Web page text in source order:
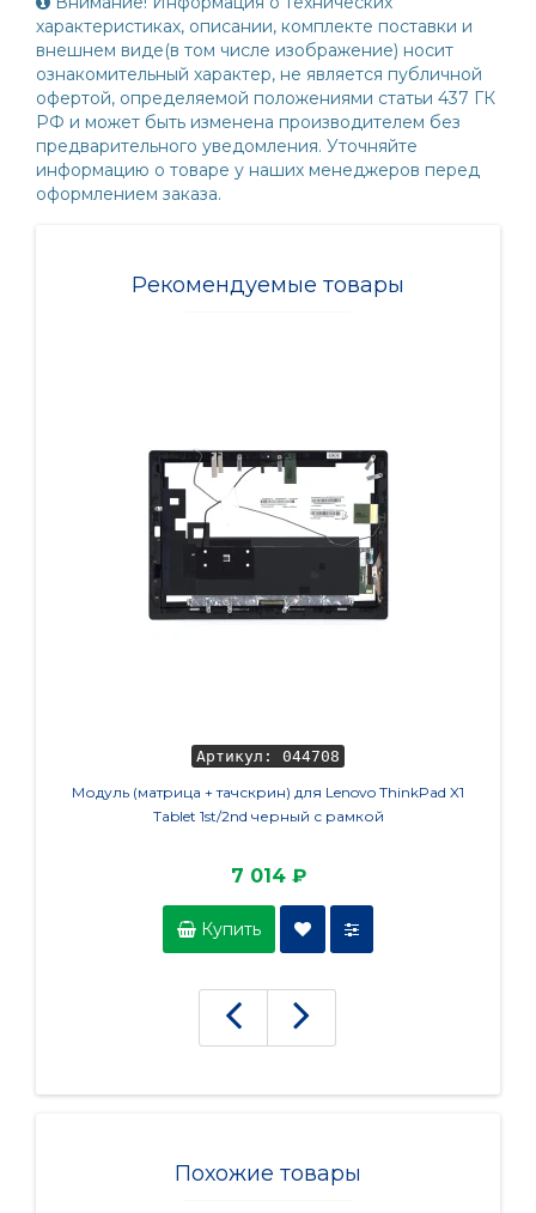
характеристиках, описании, комплекте поставки и
внешнем виде(в том числе изображение) носит
ознакомительный характер, не является публичной
офертой, определяемой положениями статьи 437 ГК
РФ и может быть изменена производителем без
предварительного уведомления. Уточняйте
информацию о товаре у наших менеджеров перед
оформлением заказа.
Рекомендуемые товары
Артикул: 044708
Модуль (матрица + тачскрин) для Lenovo ThinkPad X1
Tablet 1st/2nd черный с рамкой
7 014 ₽
Купить
Похожие товары